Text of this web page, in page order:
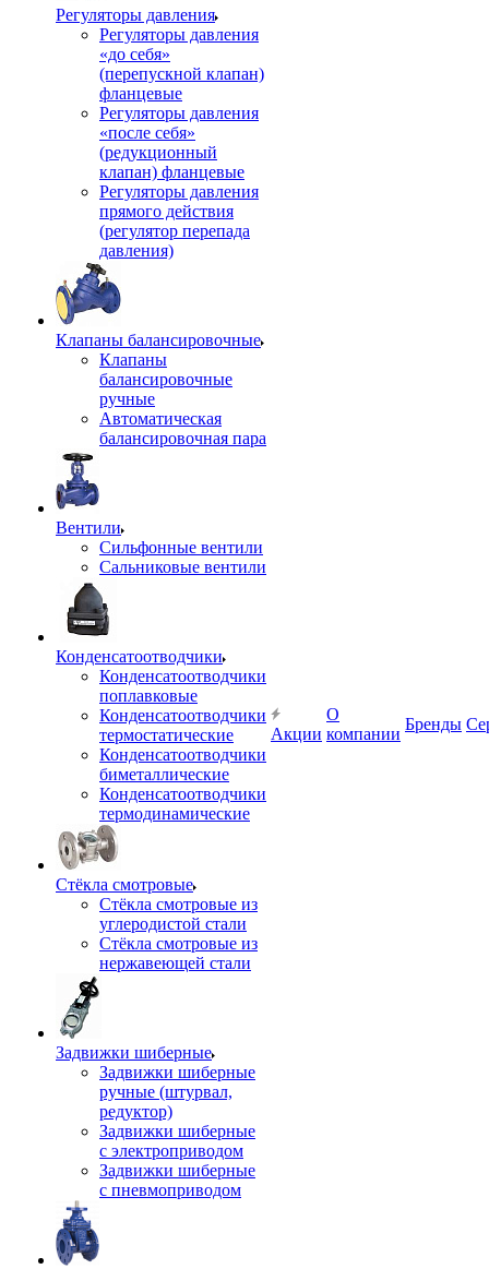
Регуляторы давления
Регуляторы давления
«до себя»
(перепускной клапан)
фланцевые
Регуляторы давления
«после себя»
(редукционный
клапан) фланцевые
Регуляторы давления
прямого действия
(регулятор перепада
давления)
Клапаны балансировочные
Клапаны
балансировочные
ручные
Автоматическая
балансировочная пара
Вентили
Сильфонные вентили
Сальниковые вентили
Конденсатоотводчики
Конденсатоотводчики
поплавковые
Конденсатоотводчики
термостатические
Конденсатоотводчики
биметаллические
Конденсатоотводчики
термодинамические
Стёкла смотровые
Стёкла смотровые из
углеродистой стали
Стёкла смотровые из
нержавеющей стали
Задвижки шиберные
Задвижки шиберные
ручные (штурвал,
редуктор)
Задвижки шиберные
с электроприводом
Задвижки шиберные
с пневмоприводом
Акции
О
компании
Бренды